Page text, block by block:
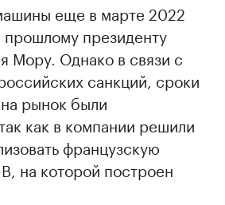
00:00
еще в марте 2022
прошлому президенту
Мору. Однако в связи с
санкций, сроки
рынок были
как в компании решили
французскую
на которой построен